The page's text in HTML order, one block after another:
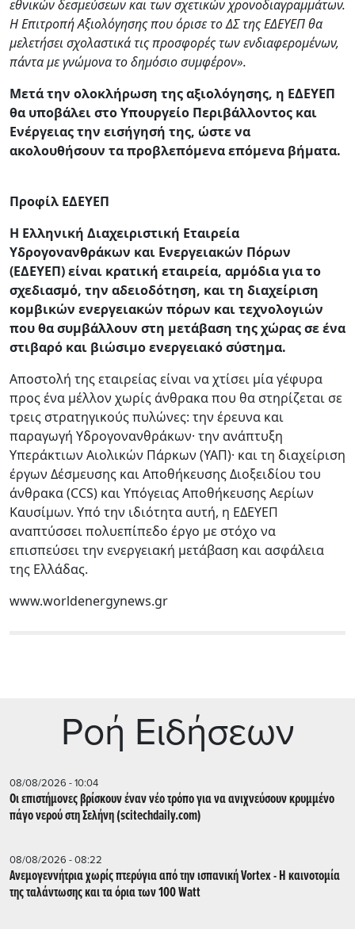
εθνικών δεσμεύσεων και των σχετικών χρονοδιαγραμμάτων.
Η Επιτροπή Αξιολόγησης που όρισε το ΔΣ της ΕΔΕΥΕΠ θα
μελετήσει σχολαστικά τις προσφορές των ενδιαφερομένων,
πάντα με γνώμονα το δημόσιο συμφέρον».
Μετά την ολοκλήρωση της αξιολόγησης, η ΕΔΕΥΕΠ
θα υποβάλει στο Υπουργείο Περιβάλλοντος και
Ενέργειας την εισήγησή της, ώστε να
ακολουθήσουν τα προβλεπόμενα επόμενα βήματα.
Προφίλ ΕΔΕΥEΠ
Η Ελληνική Διαχειριστική Εταιρεία
Υδρογονανθράκων και Ενεργειακών Πόρων
(ΕΔΕΥΕΠ) είναι κρατική εταιρεία, αρμόδια για το
σχεδιασμό, την αδειοδότηση, και τη διαχείριση
κομβικών ενεργειακών πόρων και τεχνολογιών
που θα συμβάλλουν στη μετάβαση της χώρας σε ένα
στιβαρό και βιώσιμο ενεργειακό σύστημα.
Αποστολή της εταιρείας είναι να χτίσει μία γέφυρα
προς ένα μέλλον χωρίς άνθρακα που θα στηρίζεται σε
τρεις στρατηγικούς πυλώνες: την έρευνα και
παραγωγή Υδρογονανθράκων· την ανάπτυξη
Υπεράκτιων Αιολικών Πάρκων (ΥΑΠ)· και τη διαχείριση
έργων Δέσμευσης και Αποθήκευσης Διοξειδίου του
άνθρακα (CCS) και Υπόγειας Αποθήκευσης Αερίων
Καυσίμων. Υπό την ιδιότητα αυτή, η ΕΔΕΥΕΠ
αναπτύσσει πολυεπίπεδο έργο με στόχο να
επισπεύσει την ενεργειακή μετάβαση και ασφάλεια
της Ελλάδας.
www.worldenergynews.gr
Ρoή Ειδήσεων
08/08/2026 - 10:04
Οι επιστήμονες βρίσκουν έναν νέο τρόπο για να ανιχνεύσουν κρυμμένο
πάγο νερού στη Σελήνη (scitechdaily.com)
08/08/2026 - 08:22
Ανεμογεννήτρια χωρίς πτερύγια από την ισπανική Vortex - Η καινοτομία
της ταλάντωσης και τα όρια των 100 Watt